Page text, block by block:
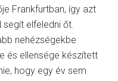
Frankfurtban, így azt
elfeledni őt.
nehézségekbe
és ellensége készített
hogy egy év sem